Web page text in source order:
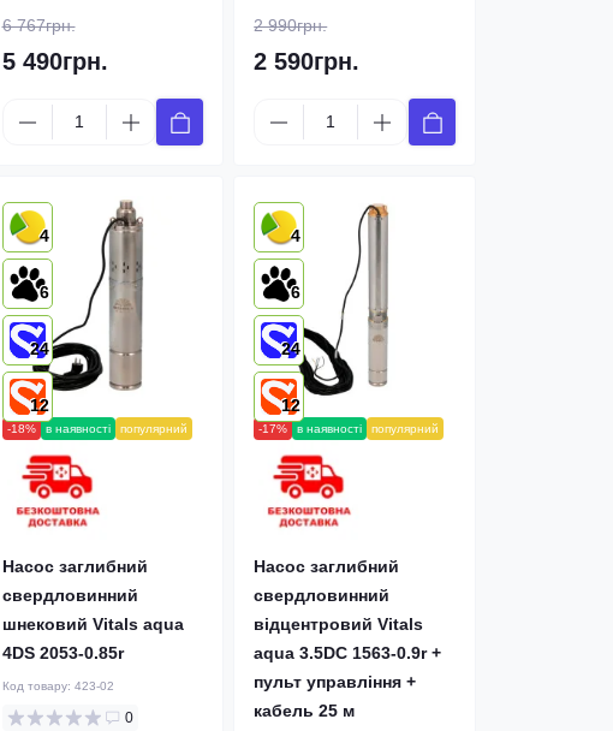
6 767грн.
5 490грн.
2 990грн.
2 590грн.
-18% в наявності популярний
4
6
24
12
Насос заглибний
свердловинний
шнековий Vitals aqua
4DS 2053-0.85r
Код товару: 423-02
0
-17% в наявності популярний
4
6
24
12
Насос заглибний
свердловинний
відцентровий Vitals
aqua 3.5DC 1563-0.9r +
пульт управління +
кабель 25 м